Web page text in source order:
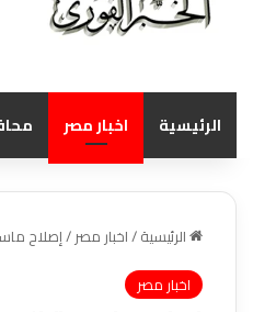
الرئيسية اخبار مصر
الرئيسية/اخبار مصر/إصلاح
اخبار مصر